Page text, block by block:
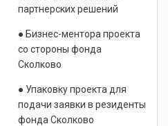
партнерских решений
● Бизнес-ментора проекта
со стороны фонда
Сколково
● Упаковку проекта для
подачи заявки в резиденты
фонда Сколково